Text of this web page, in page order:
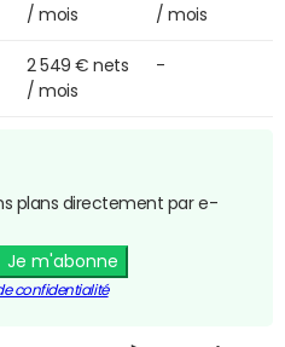
/ mois
/ mois
2 549 € nets
/ mois
-
plans directement par e-
Je m'abonne
confidentialité